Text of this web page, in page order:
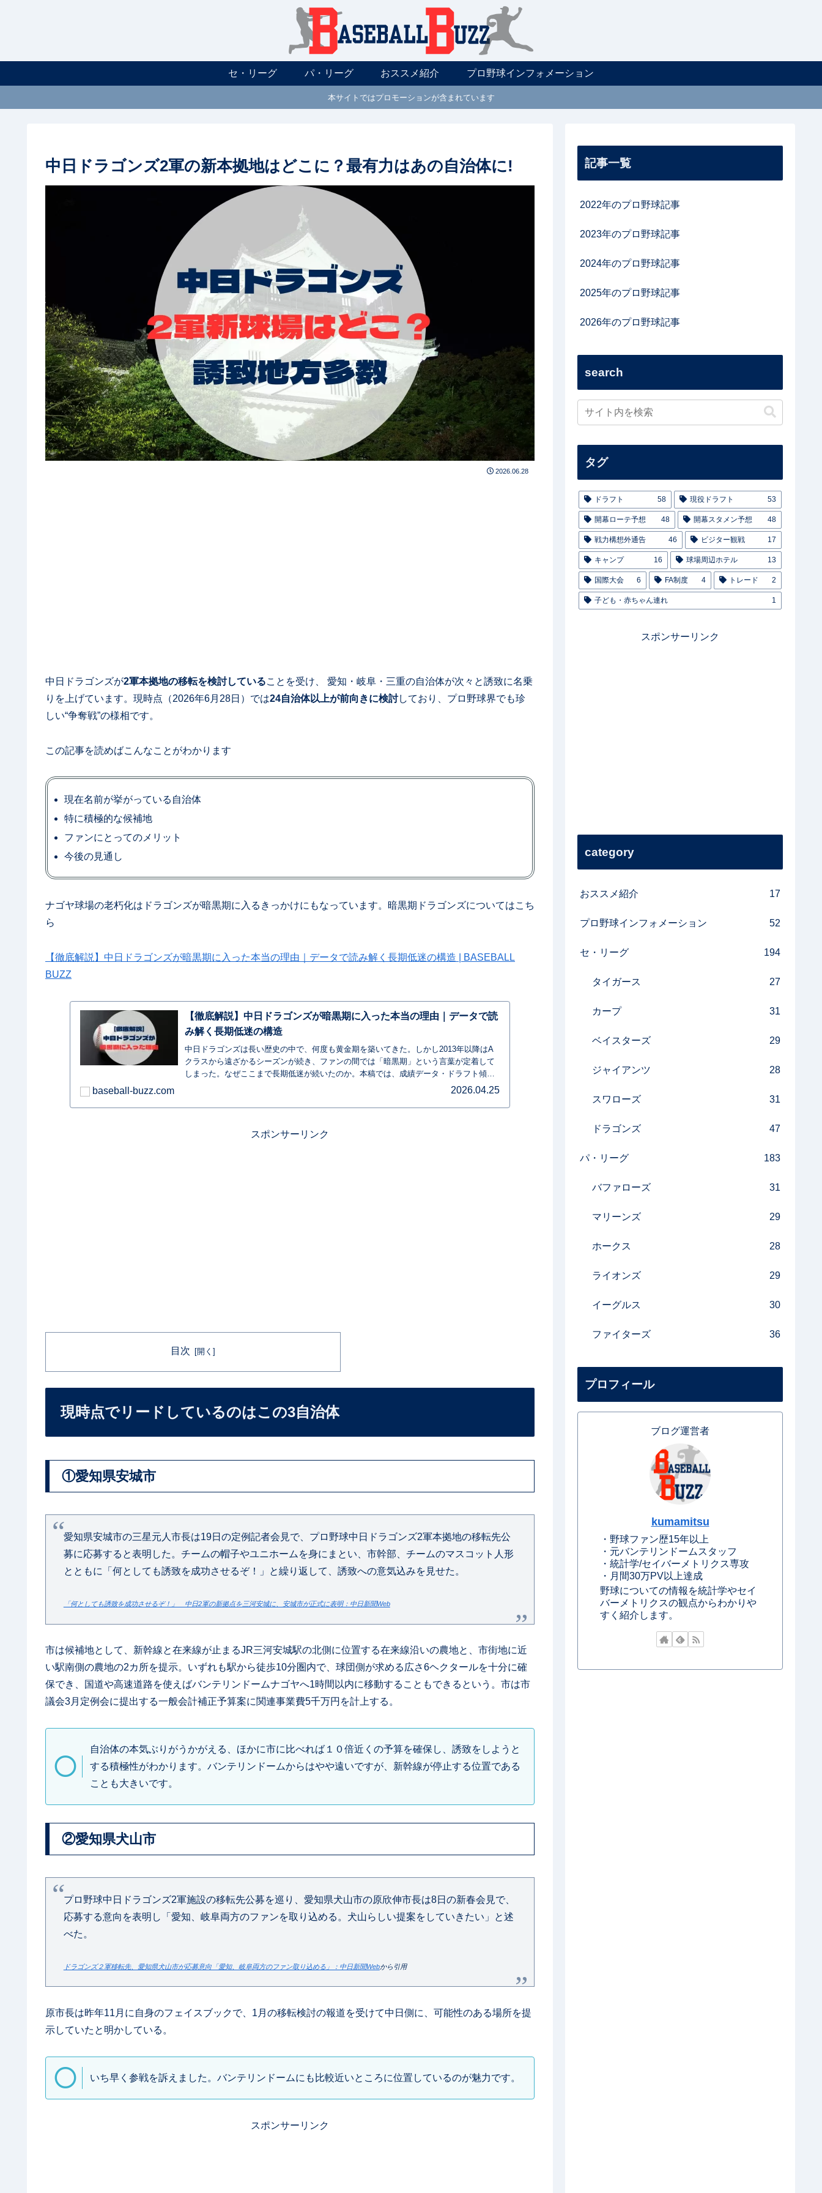
セ・リーグ パ・リーグ おススメ紹介 プロ野球インフォメーション
本サイトではプロモーションが含まれています
中日ドラゴンズ2軍の新本拠地はどこに？最有力はあの自治体に!
2026.06.28
中日ドラゴンズが2軍本拠地の移転を検討していることを受け、 愛知・岐阜・三重の自治体が次々と誘致に名乗
りを上げています。現時点（2026年6月28日）では24自治体以上が前向きに検討しており、プロ野球界でも珍
しい“争奪戦”の様相です。
この記事を読めばこんなことがわかります
現在名前が挙がっている自治体
特に積極的な候補地
ファンにとってのメリット
今後の見通し
ナゴヤ球場の老朽化はドラゴンズが暗黒期に入るきっかけにもなっています。暗黒期ドラゴンズについてはこち
ら
【徹底解説】中日ドラゴンズが暗黒期に入った本当の理由｜データで読み解く長期低迷の構造 | BASEBALL
BUZZ
【徹底解説】中日ドラゴンズが暗黒期に入った本当の理由｜データで読
み解く長期低迷の構造
中日ドラゴンズは長い歴史の中で、何度も黄金期を築いてきた。しかし2013年以降はA
クラスから遠ざかるシーズンが続き、ファンの間では「暗黒期」という言葉が定着して
しまった。なぜここまで長期低迷が続いたのか。本稿では、成績データ・ドラフト傾
向・育成環境・編成方針など複数の観点から、暗黒期の構造を整理していく。
baseball-buzz.com 2026.04.25
スポンサーリンク
目次
現時点でリードしているのはこの3自治体
①愛知県安城市
愛知県安城市の三星元人市長は19日の定例記者会見で、プロ野球中日ドラゴンズ2軍本拠地の移転先公
募に応募すると表明した。チームの帽子やユニホームを身にまとい、市幹部、チームのマスコット人形
とともに「何としても誘致を成功させるぞ！」と繰り返して、誘致への意気込みを見せた。
「何としても誘致を成功させるぞ！」 中日2軍の新拠点を三河安城に、安城市が正式に表明：中日新聞Web
市は候補地として、新幹線と在来線が止まるJR三河安城駅の北側に位置する在来線沿いの農地と、市街地に近
い駅南側の農地の2カ所を提示。いずれも駅から徒歩10分圏内で、球団側が求める広さ6ヘクタールを十分に確
保でき、国道や高速道路を使えばバンテリンドームナゴヤへ1時間以内に移動することもできるという。市は市
議会3月定例会に提出する一般会計補正予算案に関連事業費5千万円を計上する。
自治体の本気ぶりがうかがえる、ほかに市に比べれば１０倍近くの予算を確保し、誘致をしようと
する積極性がわかります。バンテリンドームからはやや遠いですが、新幹線が停止する位置である
ことも大きいです。
②愛知県犬山市
プロ野球中日ドラゴンズ2軍施設の移転先公募を巡り、愛知県犬山市の原欣伸市長は8日の新春会見で、
応募する意向を表明し「愛知、岐阜両方のファンを取り込める。犬山らしい提案をしていきたい」と述
べた。
ドラゴンズ２軍移転先、愛知県犬山市が応募意向「愛知、岐阜両方のファン取り込める」：中日新聞Webから引用
原市長は昨年11月に自身のフェイスブックで、1月の移転検討の報道を受けて中日側に、可能性のある場所を提
示していたと明かしている。
いち早く参戦を訴えました。バンテリンドームにも比較近いところに位置しているのが魅力です。
スポンサーリンク
記事一覧
2022年のプロ野球記事
2023年のプロ野球記事
2024年のプロ野球記事
2025年のプロ野球記事
2026年のプロ野球記事
search
タグ
ドラフト 58 現役ドラフト 53
開幕ローテ予想 48 開幕スタメン予想 48
戦力構想外通告 46 ビジター観戦 17
キャンプ 16 球場周辺ホテル 13
国際大会 6 FA制度 4 トレード 2
子ども・赤ちゃん連れ 1
スポンサーリンク
category
おススメ紹介 17
プロ野球インフォメーション 52
セ・リーグ 194
タイガース 27
カープ 31
ベイスターズ 29
ジャイアンツ 28
スワローズ 31
ドラゴンズ 47
パ・リーグ 183
バファローズ 31
マリーンズ 29
ホークス 28
ライオンズ 29
イーグルス 30
ファイターズ 36
プロフィール
ブログ運営者
kumamitsu
・野球ファン歴15年以上
・元バンテリンドームスタッフ
・統計学/セイバーメトリクス専攻
・月間30万PV以上達成
野球についての情報を統計学やセイ
バーメトリクスの観点からわかりや
すく紹介します。